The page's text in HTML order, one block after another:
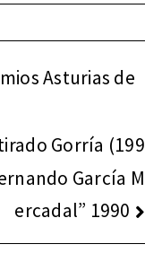
Asturias de
Gorría (199
García M
ercadal” 1990